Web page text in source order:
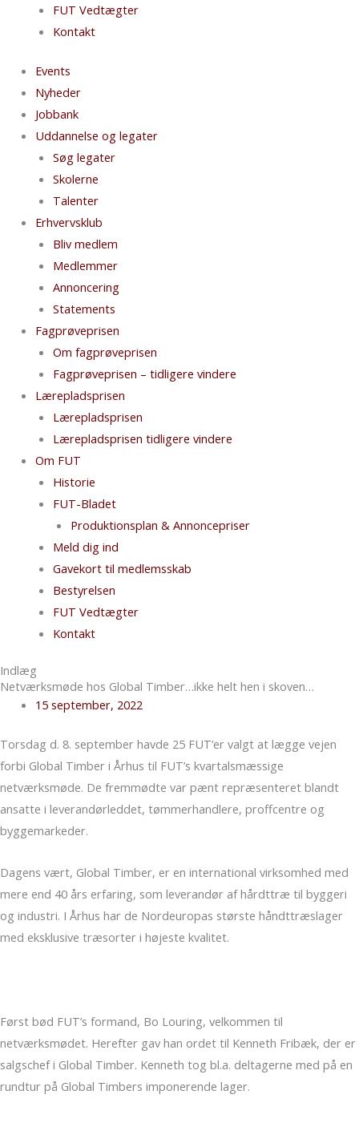
FUT Vedtægter
Kontakt
Events
Nyheder
Jobbank
Uddannelse og legater
Søg legater
Skolerne
Talenter
Erhvervsklub
Bliv medlem
Medlemmer
Annoncering
Statements
Fagprøveprisen
Om fagprøveprisen
Fagprøveprisen – tidligere vindere
Lærepladsprisen
Lærepladsprisen
Lærepladsprisen tidligere vindere
Om FUT
Historie
FUT-Bladet
Produktionsplan & Annoncepriser
Meld dig ind
Gavekort til medlemsskab
Bestyrelsen
FUT Vedtægter
Kontakt
Indlæg
Netværksmøde hos Global Timber…ikke helt hen i skoven…
15 september, 2022
Torsdag d. 8. september havde 25 FUT’er valgt at lægge vejen
forbi Global Timber i Århus til FUT’s kvartalsmæssige
netværksmøde. De fremmødte var pænt repræsenteret blandt
ansatte i leverandørleddet, tømmerhandlere, proffcentre og
byggemarkeder.
Dagens vært, Global Timber, er en international virksomhed med
mere end 40 års erfaring, som leverandør af hårdttræ til byggeri
og industri. I Århus har de Nordeuropas største håndttræslager
med eksklusive træsorter i højeste kvalitet.
Først bød FUT’s formand, Bo Louring, velkommen til
netværksmødet. Herefter gav han ordet til Kenneth Fribæk, der er
salgschef i Global Timber. Kenneth tog bl.a. deltagerne med på en
rundtur på Global Timbers imponerende lager.